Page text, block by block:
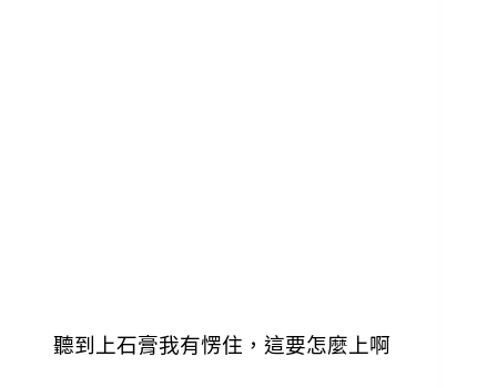
聽到上石膏我有愣住，這要怎麼上啊